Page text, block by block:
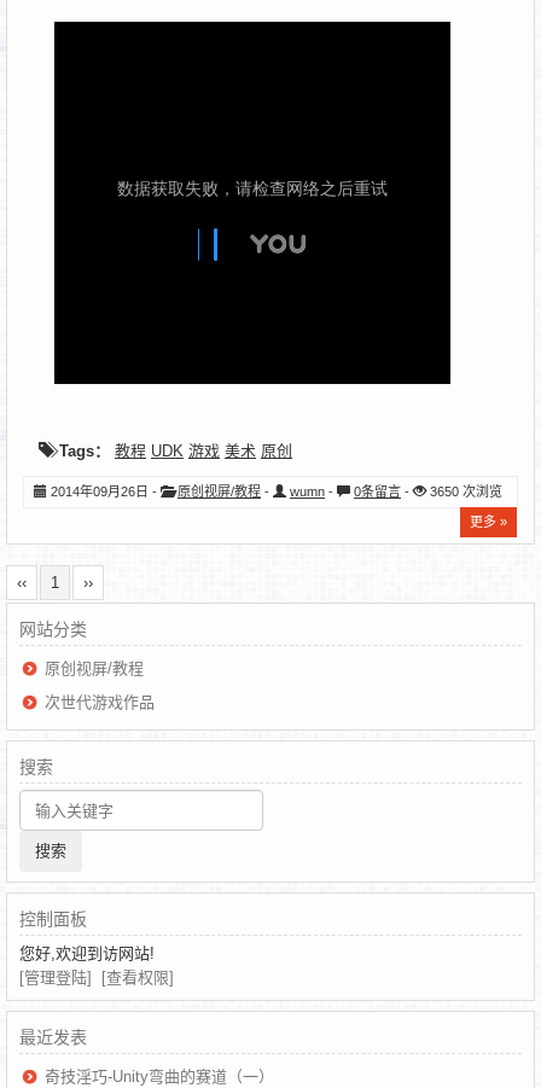
Tags： 教程 UDK 游戏 美术 原创
2014年09月26日 - 原创视屏/教程 - wumn - 0条留言 - 3650 次浏览
更多 »
‹‹ 1 ››
网站分类
原创视屏/教程
次世代游戏作品
搜索
控制面板
您好,欢迎到访网站!
[管理登陆]
[查看权限]
最近发表
奇技淫巧-Unity弯曲的赛道（一）